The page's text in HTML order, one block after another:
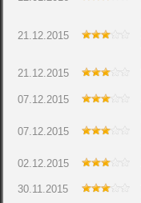
21.12.2015
21.12.2015
07.12.2015
07.12.2015
02.12.2015
30.11.2015